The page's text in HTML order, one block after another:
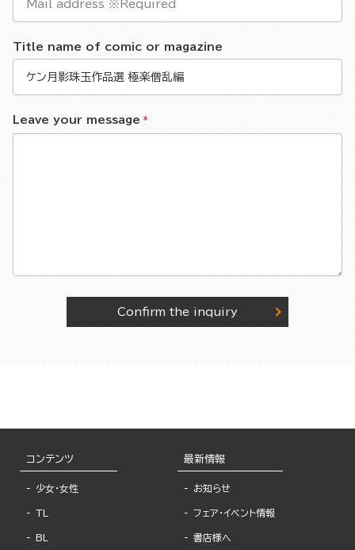
Title name of comic or magazine
Leave your message
Confirm the inquiry
コンテンツ
少女・女性
TL
BL
最新情報
お知らせ
フェア・イベント情報
書店様へ